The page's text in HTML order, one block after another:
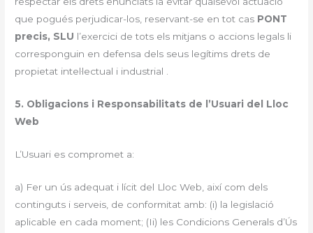
que pogués perjudicar-los, reservant-se en tot cas PONT
precis, SLU l’exercici de tots els mitjans o accions legals li
corresponguin en defensa dels seus legítims drets de
propietat intel·lectual i industrial .
5. Obligacions i Responsabilitats de l’Usuari del Lloc
Web
L’Usuari es compromet a:
a) Fer un ús adequat i lícit del Lloc Web, així com dels
continguts i serveis, de conformitat amb: (i) la legislació
aplicable en cada moment; (Ii) les Condicions Generals d’Ús